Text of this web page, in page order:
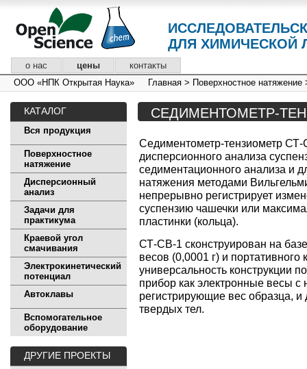
ДЛЯ ХИМИЧЕСКОЙ
о нас цены
контакты
ООО «НПК Открытая Наука»
Главная > Поверхностное натяжение
КАТАЛОГ
Вся продукция
Поверхностное
натяжение
Дисперсионный
анализ
Задачи для
практикума
Краевой угол
смачивания
Электрокинетический
потенциал
Автоклавы
Вспомогательное
оборудование
ДРУГИЕ ПРОЕКТЫ
СЕДИМЕНТОМЕТР-
Седиментометр-тензиометр
дисперсионного анализа
седиментационного анализа и
натяжения методами
непрерывно регистрирует
суспензию чашечки или
пластинки (кольца).
СТ-СВ-1 сконструирован на
весов (0,0001 г) и
универсальность конструкции
прибор как электронные весы
регистрирующие вес образца, и
твердых тел.